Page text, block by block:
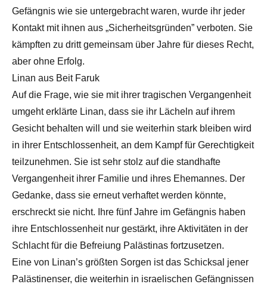
Gefängnis wie sie untergebracht waren, wurde ihr jeder
Kontakt mit ihnen aus „Sicherheitsgründen” verboten. Sie
kämpften zu dritt gemeinsam über Jahre für dieses Recht,
aber ohne Erfolg.
Linan aus Beit Faruk
Auf die Frage, wie sie mit ihrer tragischen Vergangenheit
umgeht erklärte Linan, dass sie ihr Lächeln auf ihrem
Gesicht behalten will und sie weiterhin stark bleiben wird
in ihrer Entschlossenheit, an dem Kampf für Gerechtigkeit
teilzunehmen. Sie ist sehr stolz auf die standhafte
Vergangenheit ihrer Familie und ihres Ehemannes. Der
Gedanke, dass sie erneut verhaftet werden könnte,
erschreckt sie nicht. Ihre fünf Jahre im Gefängnis haben
ihre Entschlossenheit nur gestärkt, ihre Aktivitäten in der
Schlacht für die Befreiung Palästinas fortzusetzen.
Eine von Linan’s größten Sorgen ist das Schicksal jener
Palästinenser, die weiterhin in israelischen Gefängnissen